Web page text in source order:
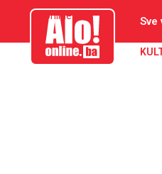
aloonline.ba Sve